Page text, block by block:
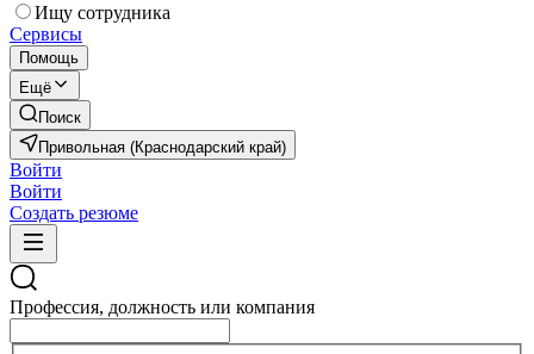
Ищу сотрудника
Сервисы
Помощь
Ещё
Поиск
Привольная (Краснодарский край)
Войти
Войти
Создать резюме
Профессия, должность или компания